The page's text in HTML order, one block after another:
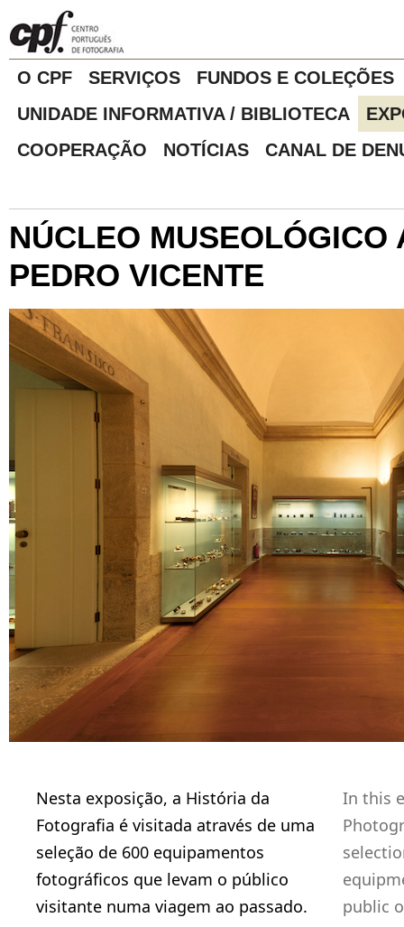
O CPF SERVIÇOS
FUNDOS E COLEÇÕES
UNIDADE INFORMATIVA / BIBLIOTECA
COOPERAÇÃO
NOTÍCIAS CANAL DE
NÚCLEO MUSEOLÓGICO
PEDRO VICENTE
Nesta exposição, a História da
Fotografia é visitada através de uma
seleção de 600 equipamentos
fotográficos que levam o público
visitante numa viagem ao passado.
In this
public